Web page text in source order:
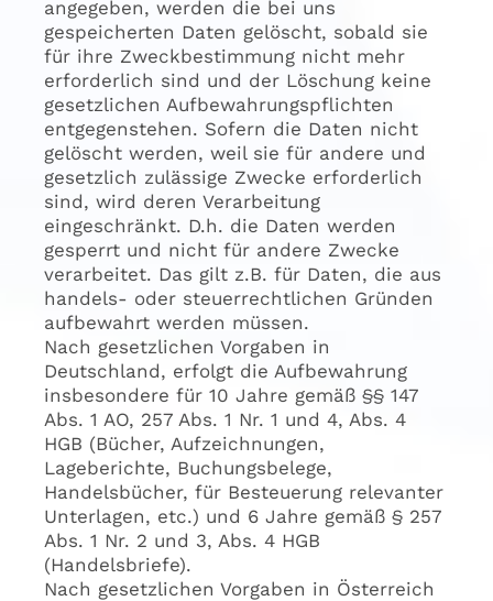
angegeben, werden die bei uns
gespeicherten Daten gelöscht, sobald sie
für ihre Zweckbestimmung nicht mehr
erforderlich sind und der Löschung keine
gesetzlichen Aufbewahrungspflichten
entgegenstehen. Sofern die Daten nicht
gelöscht werden, weil sie für andere und
gesetzlich zulässige Zwecke erforderlich
sind, wird deren Verarbeitung
eingeschränkt. D.h. die Daten werden
gesperrt und nicht für andere Zwecke
verarbeitet. Das gilt z.B. für Daten, die aus
handels- oder steuerrechtlichen Gründen
aufbewahrt werden müssen.
Nach gesetzlichen Vorgaben in
Deutschland, erfolgt die Aufbewahrung
insbesondere für 10 Jahre gemäß §§ 147
Abs. 1 AO, 257 Abs. 1 Nr. 1 und 4, Abs. 4
HGB (Bücher, Aufzeichnungen,
Lageberichte, Buchungsbelege,
Handelsbücher, für Besteuerung relevanter
Unterlagen, etc.) und 6 Jahre gemäß § 257
Abs. 1 Nr. 2 und 3, Abs. 4 HGB
(Handelsbriefe).
Nach gesetzlichen Vorgaben in Österreich